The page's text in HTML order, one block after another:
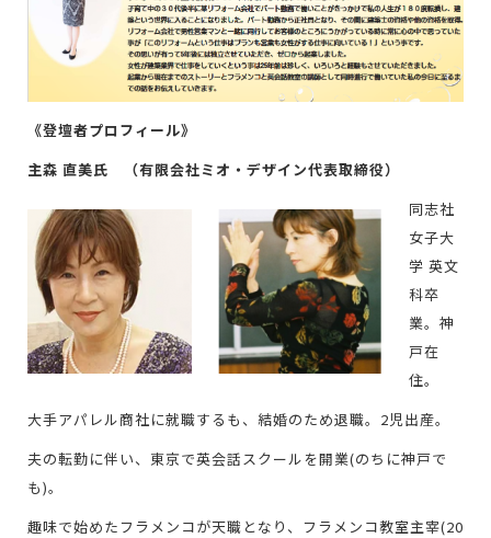
《登壇者プロフィール》
主森 直美氏 （有限会社ミオ・デザイン代表取締役）
同志社
女子大
学 英文
科卒
業。神
戸在
住。
大手アパレル商社に就職するも、結婚のため退職。2児出産。
夫の転勤に伴い、東京で英会話スクールを開業(のちに神戸で
も)。
趣味で始めたフラメンコが天職となり、フラメンコ教室主宰(20